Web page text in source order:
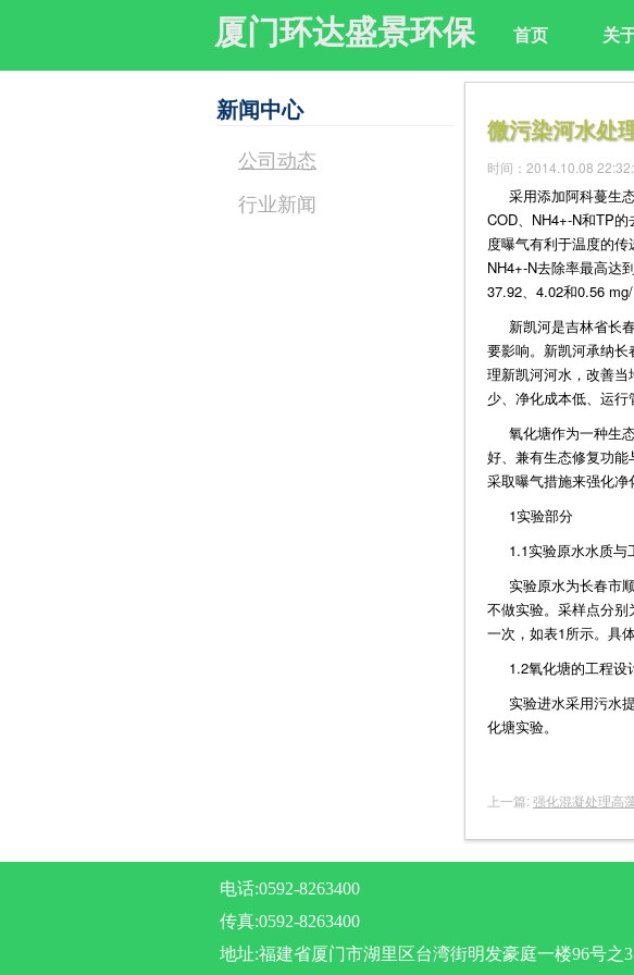
厦门环达盛景环保 首页 关
新闻中心
公司动态
行业新闻
微污染河水处
时间：2014.10.08
采用添加阿科蔓生
COD、NH4+-N和TP
度曝气有利于温度的
NH4+-N去除率最高达
37.92、4.02和0.56
新凯河是吉林省长
要影响。新凯河承纳长
理新凯河河水，改善
少、净化成本低、运行
氧化塘作为一种生
好、兼有生态修复功
采取曝气措施来强化净
1实验部分
1.1实验原水水质与
实验原水为长春市
不做实验。采样点分
一次，如表1所示。具
1.2氧化塘的工程设
实验进水采用污水
化塘实验。
上一篇: 强化混凝处理高
电话:0592-8263400
传真:0592-8263400
地址:福建省厦门市湖里区台湾街明发豪庭一楼96号之3